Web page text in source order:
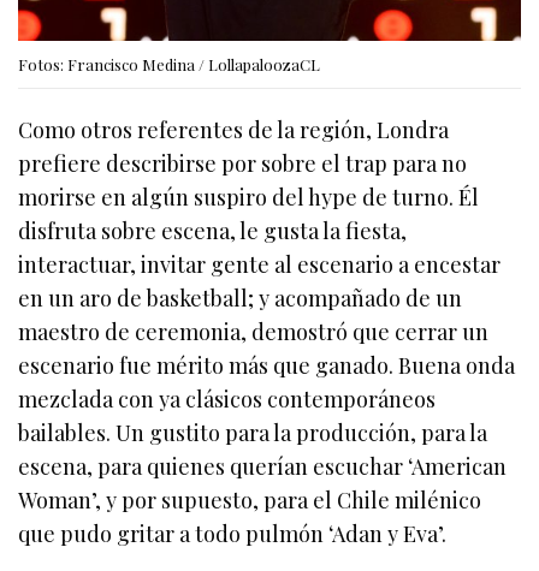
Fotos: Francisco Medina / LollapaloozaCL
Como otros referentes de la región, Londra
prefiere describirse por sobre el trap para no
morirse en algún suspiro del hype de turno. Él
disfruta sobre escena, le gusta la fiesta,
interactuar, invitar gente al escenario a encestar
en un aro de basketball; y acompañado de un
maestro de ceremonia, demostró que cerrar un
escenario fue mérito más que ganado. Buena onda
mezclada con ya clásicos contemporáneos
bailables. Un gustito para la producción, para la
escena, para quienes querían escuchar ‘American
Woman’, y por supuesto, para el Chile milénico
que pudo gritar a todo pulmón ‘Adan y Eva’.